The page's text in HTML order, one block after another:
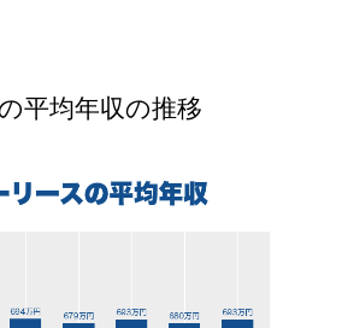
平均年収の推移